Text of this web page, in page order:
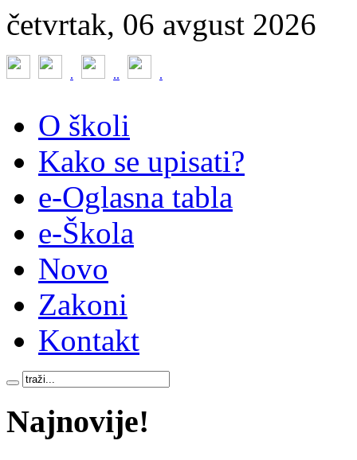
četvrtak, 06 avgust 2026
. .. .
O školi
Kako se upisati?
e-Oglasna tabla
e-Škola
Novo
Zakoni
Kontakt
Najnovije!